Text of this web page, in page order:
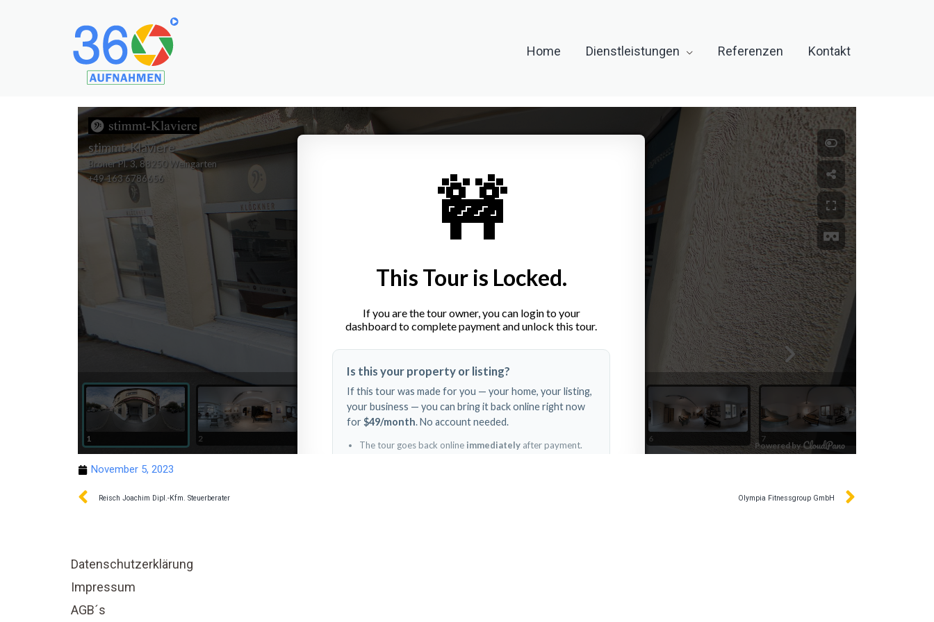
Home Dienstleistungen Referenzen Kontakt
November 5, 2023
Reisch Joachim Dipl.-Kfm. Steuerberater Olympia Fitnessgroup GmbH
Datenschutzerklärung
Impressum
AGB´s